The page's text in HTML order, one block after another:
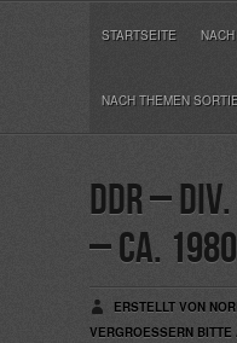
STARTSEITE
NACH THEMEN
DDR –
– ca. 1980
ERSTELLT VON
VERGROESSERN